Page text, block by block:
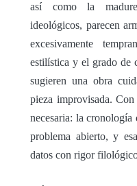
así como la
ideológicos, parecen
excesivamente
estilística y el grado de
sugieren una obra
pieza improvisada.
necesaria: la cronología
problema abierto, y
datos con rigor